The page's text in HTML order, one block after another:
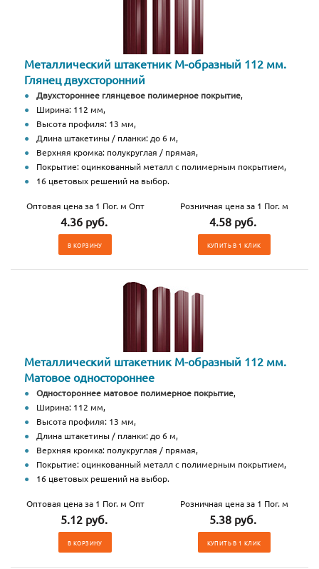
Металлический штакетник М-образный 112 мм.
Глянец двухсторонний
Двухстороннее глянцевое полимерное покрытие,
Ширина: 112 мм,
Высота профиля: 13 мм,
Длина штакетины / планки: до 6 м,
Верхняя кромка: полукруглая / прямая,
Покрытие: оцинкованный металл с полимерным покрытием,
16 цветовых решений на выбор.
Оптовая цена за 1 Пог. м Опт
4.36 руб.
В КОРЗИНУ
Розничная цена за 1 Пог. м
4.58 руб.
КУПИТЬ В 1 КЛИК
Металлический штакетник М-образный 112 мм.
Матовое одностороннее
Одностороннее матовое полимерное покрытие,
Ширина: 112 мм,
Высота профиля: 13 мм,
Длина штакетины / планки: до 6 м,
Верхняя кромка: полукруглая / прямая,
Покрытие: оцинкованный металл с полимерным покрытием,
16 цветовых решений на выбор.
Оптовая цена за 1 Пог. м Опт
5.12 руб.
В КОРЗИНУ
Розничная цена за 1 Пог. м
5.38 руб.
КУПИТЬ В 1 КЛИК